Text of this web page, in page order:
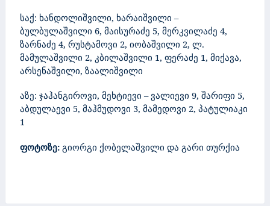
საქ: ხანდოლიშვილი, ხარაიშვილი –
ბულბულაშვილი 6, მაისურაძე 5, მერკვილაძე 4,
ზარნაძე 4, რუსტამოვი 2, იობაშვილი 2, ლ.
მამულაშვილი 2, კბილაშვილი 1, ფერაძე 1, მიქავა,
არსენაშვილი, ზაალიშვილი
აზე: ჯაჰანგიროვი, მეხტიევი – ვალიევი 9, შარიფი 5,
აბდულაევი 5, მაჰმუდოვი 3, მამედოვი 2, პატულიაკი
1
ფოტოზე: გიორგი ქობელაშვილი და გარი თურქია